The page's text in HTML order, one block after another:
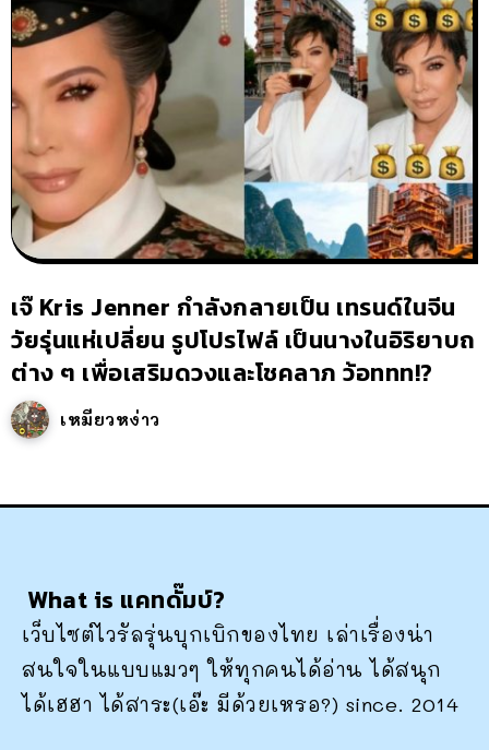
เจ๊ Kris Jenner กำลังกลายเป็น เทรนด์ในจีน
วัยรุ่นแห่เปลี่ยน รูปโปรไฟล์ เป็นนางในอิริยาบถ
ต่าง ๆ เพื่อเสริมดวงและโชคลาภ ว้อททท!?
เหมียวหง่าว
What is แคทดั๊มบ์?
เว็บไซต์ไวรัลรุ่นบุกเบิกของไทย เล่าเรื่องน่า
สนใจในแบบแมวๆ ให้ทุกคนได้อ่าน ได้สนุก
ได้เฮฮา ได้สาระ(เอ๊ะ มีด้วยเหรอ?) since. 2014